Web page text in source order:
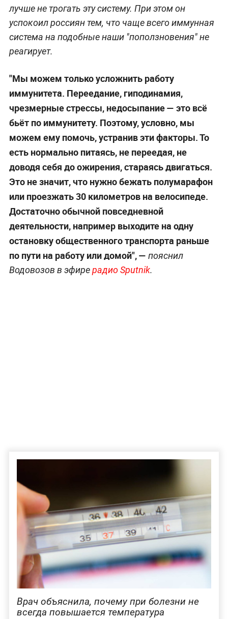
лучше не трогать эту систему. При этом он
успокоил россиян тем, что чаще всего иммунная
система на подобные наши "поползновения" не
реагирует.
"Мы можем только усложнить работу
иммунитета. Переедание, гиподинамия,
чрезмерные стрессы, недосыпание — это всё
бьёт по иммунитету. Поэтому, условно, мы
можем ему помочь, устранив эти факторы. То
есть нормально питаясь, не переедая, не
доводя себя до ожирения, стараясь двигаться.
Это не значит, что нужно бежать полумарафон
или проезжать 30 километров на велосипеде.
Достаточно обычной повседневной
деятельности, например выходите на одну
остановку общественного транспорта раньше
по пути на работу или домой", — пояснил
Водовозов в эфирерадио Sputnik.
Врач объяснила, почему при болезни не
всегда повышается температура